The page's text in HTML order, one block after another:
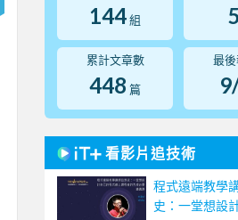
144組 5
累計文章數
448 篇
最
看影片追技術
程式遠端教學
史：一堂想設